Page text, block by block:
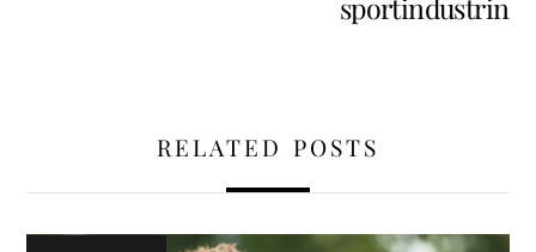
sportindustrin
RELATED POSTS